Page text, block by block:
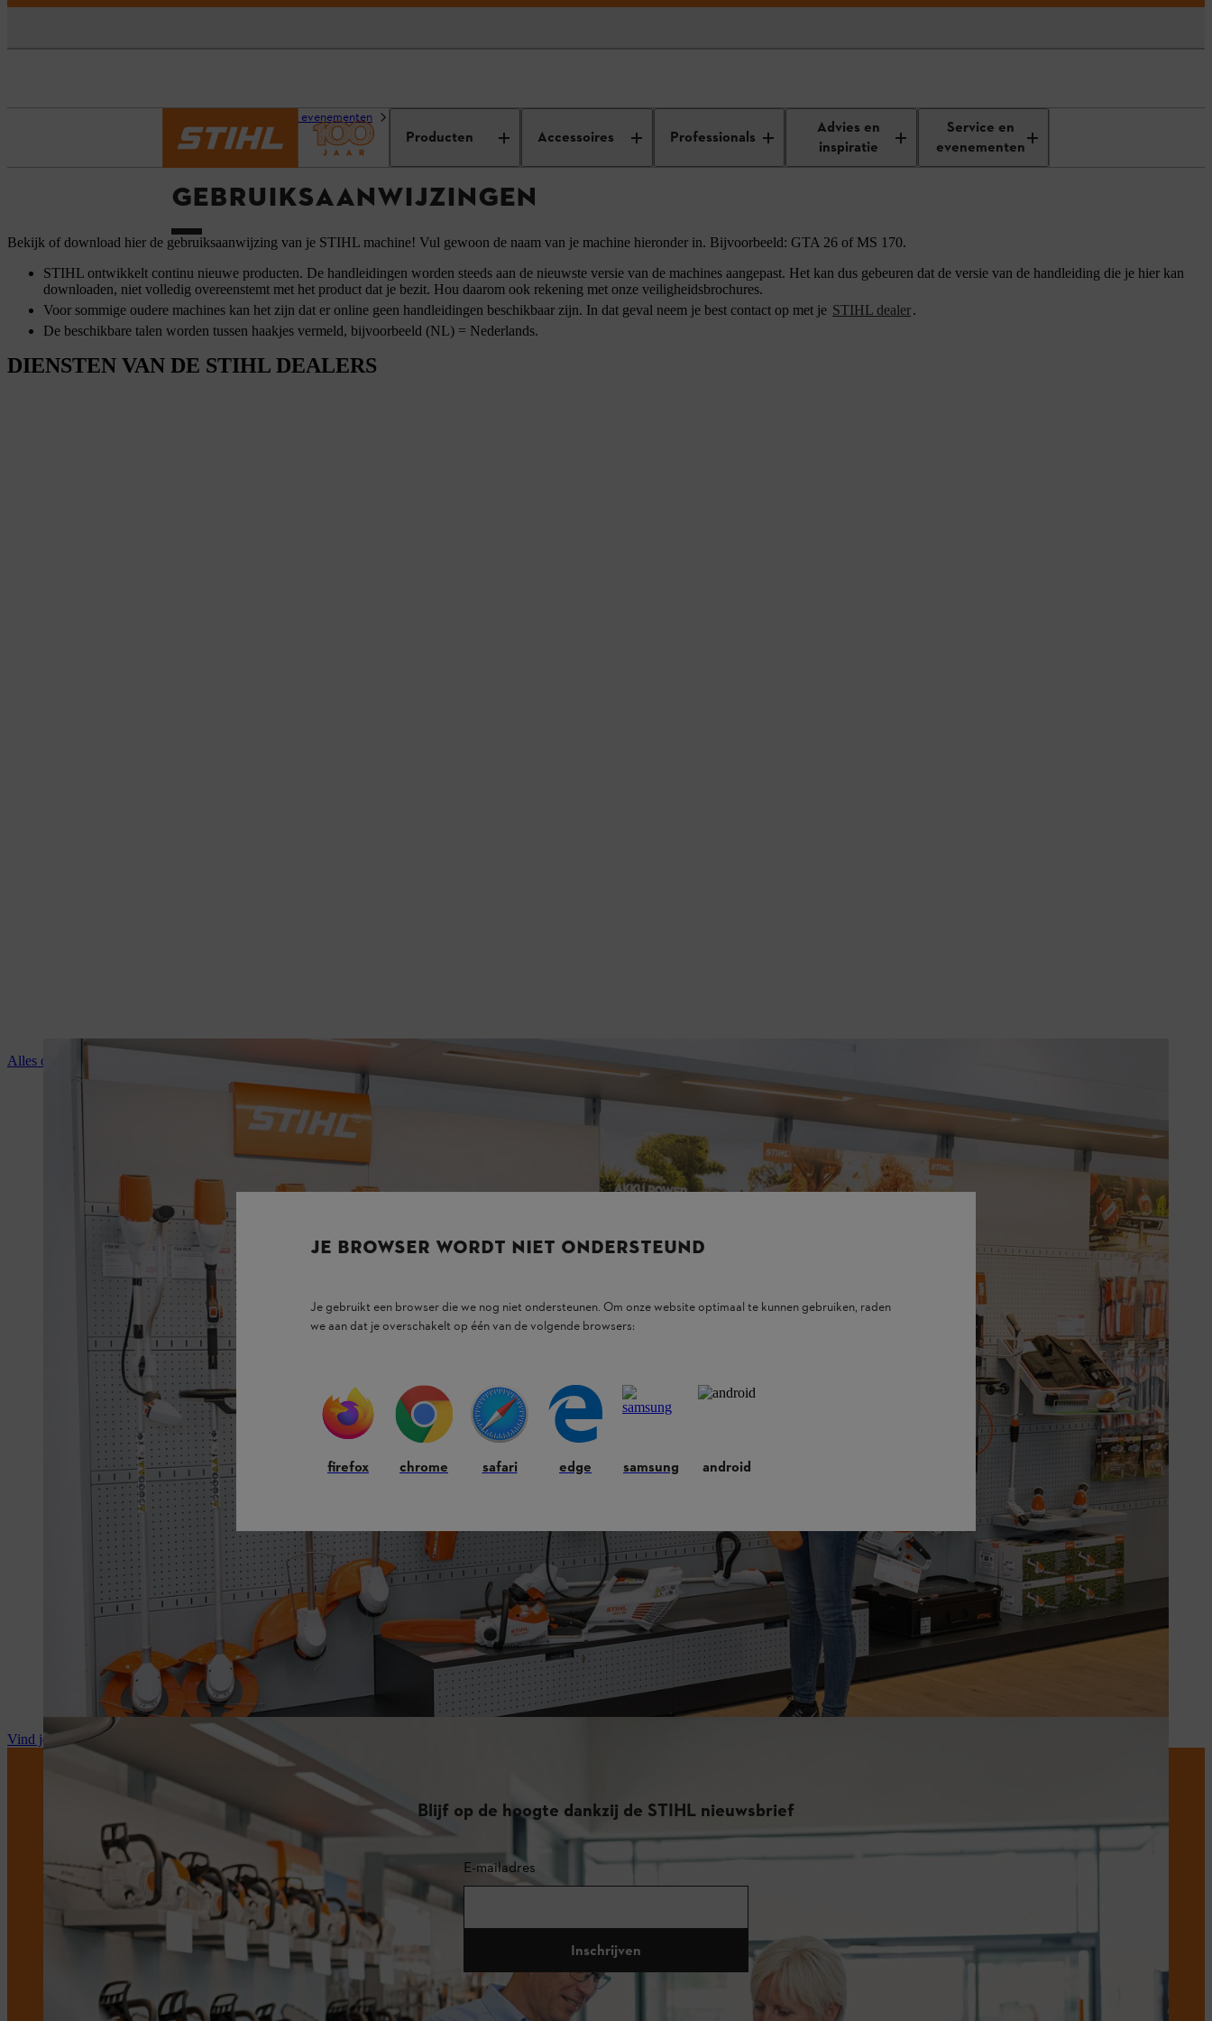
Producten Accessoires Professionals
Advies en
inspiratie
Service en
evenementen
Service en evenementen
GEBRUIKSAANWIJZINGEN
Bekijk of download hier de gebruiksaanwijzing van je STIHL machine! Vul gewoon de naam van je machine hieronder in. Bijvoorbeeld: GTA 26 of MS 170.
STIHL ontwikkelt continu nieuwe producten. De handleidingen worden steeds aan de nieuwste versie van de machines aangepast. Het kan dus gebeuren dat de versie van de handleiding die je hier kan
downloaden, niet volledig overeenstemt met het product dat je bezit. Hou daarom ook rekening met onze veiligheidsbrochures.
Voor sommige oudere machines kan het zijn dat er online geen handleidingen beschikbaar zijn. In dat geval neem je best contact op met je STIHL dealer.
De beschikbare talen worden tussen haakjes vermeld, bijvoorbeeld (NL) = Nederlands.
DIENSTEN VAN DE STIHL DEALERS
Alles over de diensten van je STIHL dealer
Vind je STIHL dealer
Blijf op de hoogte dankzij de STIHL nieuwsbrief
E-mailadres
Inschrijven
JE BROWSER WORDT NIET ONDERSTEUND
Je gebruikt een browser die we nog niet ondersteunen. Om onze website optimaal te kunnen gebruiken, raden
we aan dat je overschakelt op één van de volgende browsers:
firefox chrome safari edge samsung android